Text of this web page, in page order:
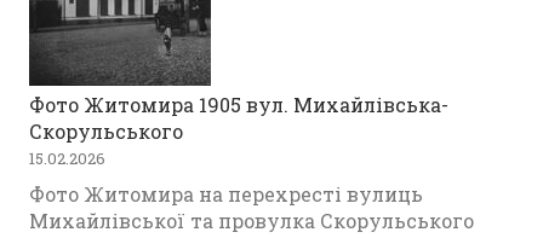
Фото Житомира 1905 вул. Михайлівська-
Скорульського
15.02.2026
Фото Житомира на перехресті вулиць
Михайлівської та провулка Скорульського